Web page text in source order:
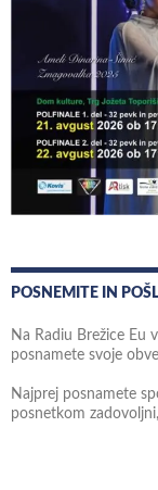
POSNEMITE IN
Na Radiu Brežice Eu
posnamete svoje
Najprej posnamete
posnetkom